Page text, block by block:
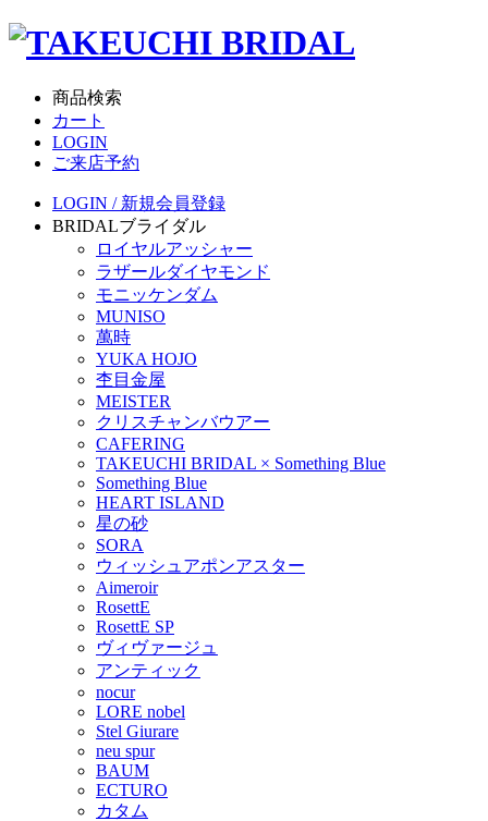
商品検索
カート
LOGIN
ご来店予約
LOGIN / 新規会員登録
BRIDALブライダル
ロイヤルアッシャー
ラザールダイヤモンド
モニッケンダム
MUNISO
萬時
YUKA HOJO
杢目金屋
MEISTER
クリスチャンバウアー
CAFERING
TAKEUCHI BRIDAL × Something Blue
Something Blue
HEART ISLAND
星の砂
SORA
ウィッシュアポンアスター
Aimeroir
RosettE
RosettE SP
ヴィヴァージュ
アンティック
nocur
LORE nobel
Stel Giurare
neu spur
BAUM
ECTURO
カタム